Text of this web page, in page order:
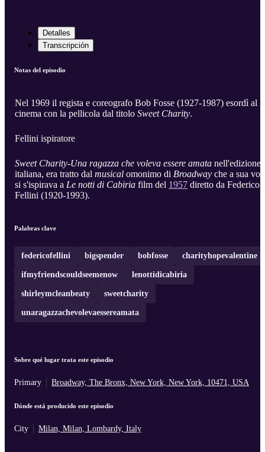
Detalles
Transcripción
Notas del episodio
Nel 1969 il regista e coreografo Bob Fosse (1927-1987) esordì al
cinema con la pellicola dal titolo Sweet Charity.
Fellini ispiratore
Sweet Charity-Una ragazza che voleva essere amata nell'edizione
italiana, era tratto dal musical omonimo di Broadway che a sua
si s'ispirava a Le notti di Cabiria film del 1957 diretto da Federico
Fellini (1920-1993).
Palabras clave
federicofellini bigspender bobfosse charityhopevalentine
ifmyfriendscouldseemenow lenottidicabiria
shirleymcleanbeaty sweetcharity
unaragazzachevolevaessereamata
Sobre qué lugar trata este episodio
Primary Broadway, The Bronx, New York, New York, 10471, USA
Dónde está producido este episodio
City Milan, Milan, Lombardy, Italy